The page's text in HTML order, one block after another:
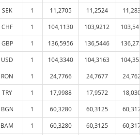
SEK 1 11,2705 11,2524
CHF 1 104,1130 103,9212
GBP 1 136,5956 136,5446
USD 1 104,3340 104,3163
RON 1 24,7766 24,7677
TRY 1 17,9988 17,9572
BGN 1 60,3280 60,3125
BAM 1 60,3280 60,3125